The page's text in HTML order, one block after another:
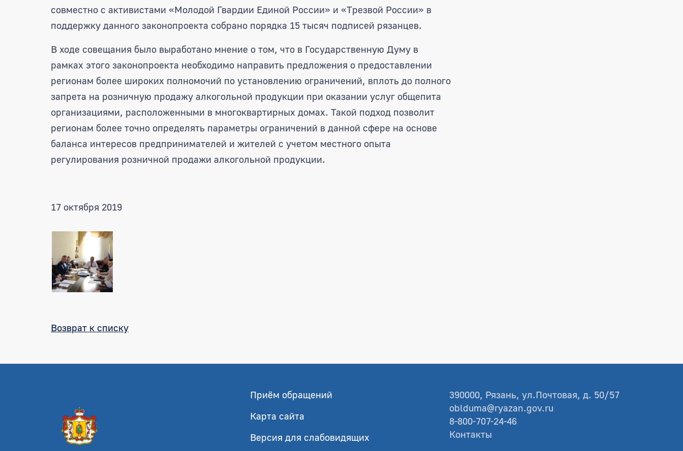
совместно с активистами «Молодой Гвардии Единой России» и «Трезвой России» в
поддержку данного законопроекта собрано порядка 15 тысяч подписей рязанцев.
В ходе совещания было выработано мнение о том, что в Государственную Думу в
рамках этого законопроекта необходимо направить предложения о предоставлении
регионам более широких полномочий по установлению ограничений, вплоть до полного
запрета на розничную продажу алкогольной продукции при оказании услуг общепита
организациями, расположенными в многоквартирных домах. Такой подход позволит
регионам более точно определять параметры ограничений в данной сфере на основе
баланса интересов предпринимателей и жителей с учетом местного опыта
регулирования розничной продажи алкогольной продукции.
17 октября 2019
Возврат к списку
Приём обращений
Карта сайта
Версия для слабовидящих
390000, Рязань, ул.Почтовая, д. 50/57
oblduma@ryazan.gov.ru
8-800-707-24-46
Контакты